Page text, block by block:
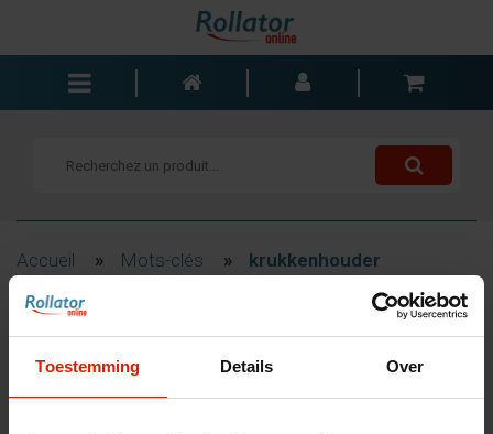
Toestemming Details Over
Fauteuils roulants
Chariots de courses
Aide de salle de bain
Accessoires
Pièces de rechange
Accueil » Mots-clés » krukkenhouder
Filtrage